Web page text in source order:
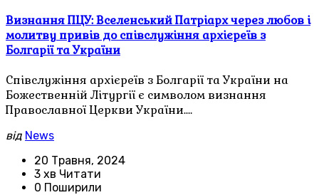
Визнання ПЦУ: Вселенський Патріарх через любов і
молитву привів до співслужіння архієреїв з
Болгарії та України
Співслужіння архієреїв з Болгарії та України на
Божественній Літургії є символом визнання
Православної Церкви України.…
від News
20 Травня, 2024
3 хв Читати
0 Поширили